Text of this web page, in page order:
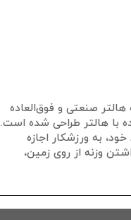
صنعتی و فوق‌العاده
با هالتر طراحی شده است.
به ورزشکار اجازه
وزنه از روی زمین،